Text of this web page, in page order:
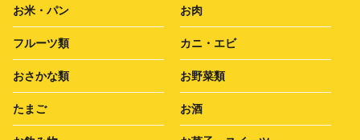
お米・パン お肉
フルーツ類 カニ・エビ
おさかな類 お野菜類
たまご お酒